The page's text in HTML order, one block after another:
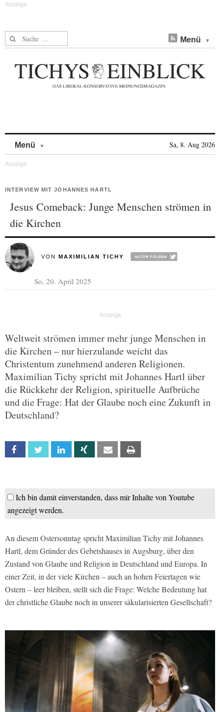
Suche nach: Menü
Menü Sa, 8. Aug 2026
INTERVIEW MIT JOHANNES HARTL
Jesus Comeback: Junge Menschen strömen in
die Kirchen
VON MAXIMILIAN TICHY
So, 20. April 2025
Weltweit strömen immer mehr junge Menschen in
die Kirchen – nur hierzulande weicht das
Christentum zunehmend anderen Religionen.
Maximilian Tichy spricht mit Johannes Hartl über
die Rückkehr der Religion, spirituelle Aufbrüche
und die Frage: Hat der Glaube noch eine Zukunft in
Deutschland?
Facebook Twitter Linkedin Xing Email
Ich bin damit einverstanden, dass mir Inhalte von Youtube
angezeigt werden.
An diesem Ostersonntag spricht Maximilian Tichy mit Johannes
Hartl, dem Gründer des Gebetshauses in Augsburg, über den
Zustand von Glaube und Religion in Deutschland und Europa. In
einer Zeit, in der viele Kirchen – auch an hohen Feiertagen wie
Ostern – leer bleiben, stellt sich die Frage: Welche Bedeutung hat
der christliche Glaube noch in unserer säkularisierten Gesellschaft?